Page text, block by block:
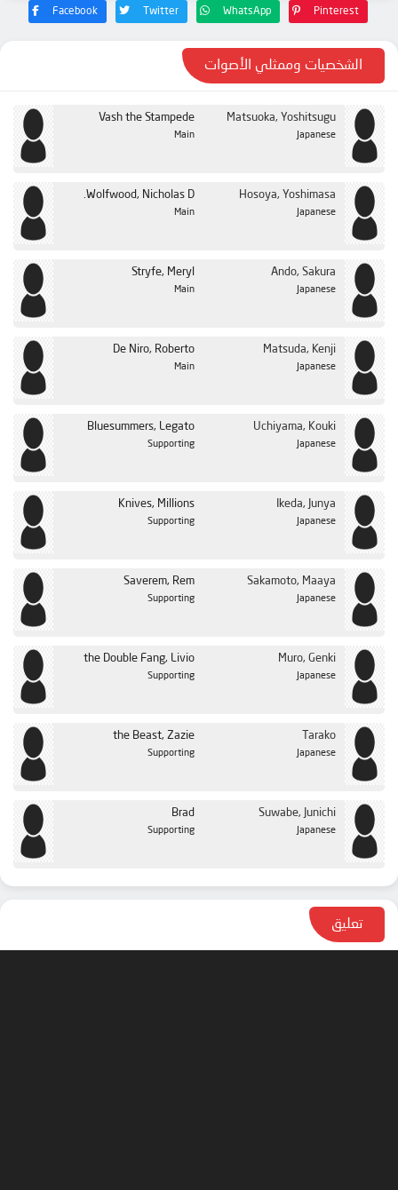
Facebook Twitter WhatsApp Pinterest
الشخصيات وممثلي الأصوات
Vash the Stampede
Main
Matsuoka, Yoshitsugu
Japanese
Wolfwood, Nicholas D.
Main
Hosoya, Yoshimasa
Japanese
Stryfe, Meryl
Main
Ando, Sakura
Japanese
De Niro, Roberto
Main
Matsuda, Kenji
Japanese
Bluesummers, Legato
Supporting
Uchiyama, Kouki
Japanese
Knives, Millions
Supporting
Ikeda, Junya
Japanese
Saverem, Rem
Supporting
Sakamoto, Maaya
Japanese
the Double Fang, Livio
Supporting
Muro, Genki
Japanese
the Beast, Zazie
Supporting
Tarako
Japanese
Brad
Supporting
Suwabe, Junichi
Japanese
تعليق